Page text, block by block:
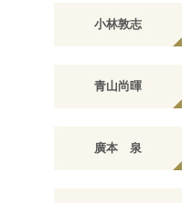
小林敦志
青山尚暉
廣本 泉